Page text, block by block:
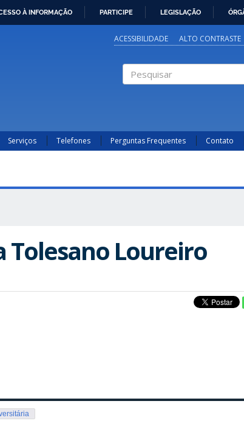
À INFORMAÇÃO PARTICIPE LEGISLAÇÃO
ACESSIBILIDADE ALTO CONTRASTE
Serviços Telefones Perguntas Frequentes Contato
Tolesano Loureiro